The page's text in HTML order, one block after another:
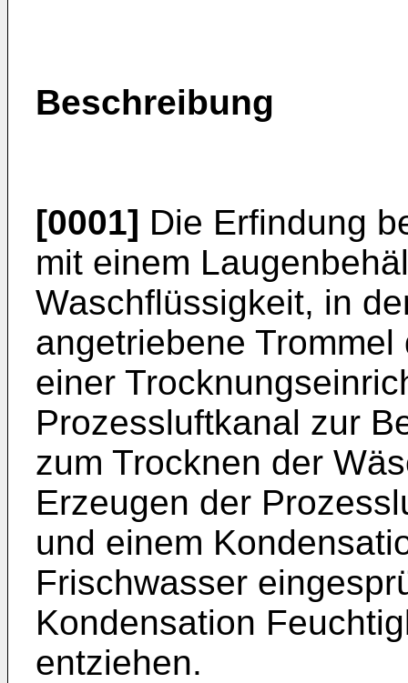
Beschreibung
[0001] Die Erfindung
mit einem
Waschflüssigkeit, in
angetriebene
einer
Prozessluftkanal zur
zum Trocknen der
Erzeugen der
und einem
Frischwasser
Kondensation
entziehen.